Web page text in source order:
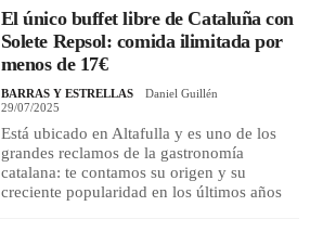
El único buffet libre de Cataluña con
Solete Repsol: comida ilimitada por
menos de 17€
BARRAS Y ESTRELLAS
Daniel Guillén
29/07/2025
Está ubicado en Altafulla y es uno de los
grandes reclamos de la gastronomía
catalana: te contamos su origen y su
creciente popularidad en los últimos años